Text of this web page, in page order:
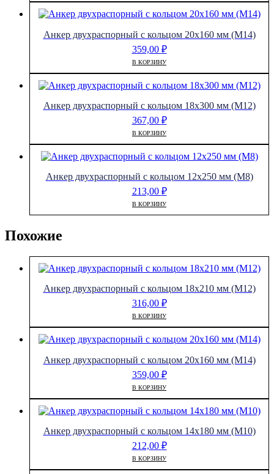
Анкер двухраспорный с кольцом 20х160 мм (М14)
359,00 ₽
В КОРЗИНУ
Анкер двухраспорный с кольцом 18х300 мм (М12)
367,00 ₽
В КОРЗИНУ
Анкер двухраспорный с кольцом 12х250 мм (М8)
213,00 ₽
В КОРЗИНУ
Похожие
Анкер двухраспорный с кольцом 18х210 мм (М12)
316,00 ₽
В КОРЗИНУ
Анкер двухраспорный с кольцом 20х160 мм (М14)
359,00 ₽
В КОРЗИНУ
Анкер двухраспорный с кольцом 14х180 мм (М10)
212,00 ₽
В КОРЗИНУ